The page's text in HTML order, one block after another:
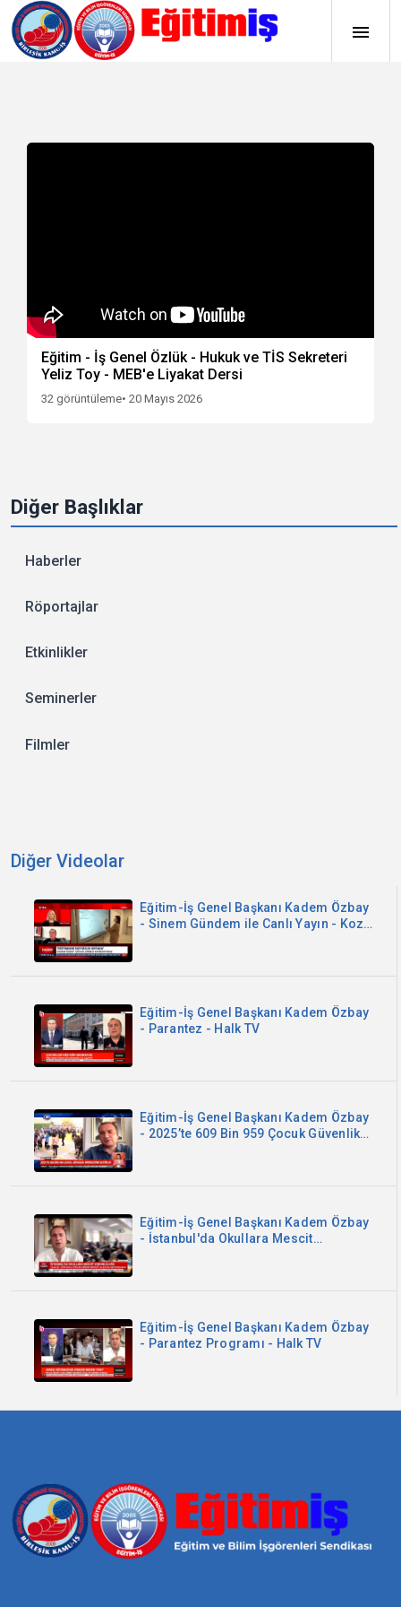
Diğer Başlıklar
Haberler
Röportajlar
Etkinlikler
Seminerler
Filmler
Diğer Videolar
Eğitim-İş Genel Başkanı Kadem Özbay
- Sinem Gündem ile Canlı Yayın - Koza
Eğitim-İş Genel Başkanı Kadem Özbay
- Parantez - Halk TV
Eğitim-İş Genel Başkanı Kadem Özbay
- 2025’te 609 Bin 959 Çocuk Güvenlik
Eğitim-İş Genel Başkanı Kadem Özbay
- İstanbul'da Okullara Mescit
Eğitim-İş Genel Başkanı Kadem Özbay
- Parantez Programı - Halk TV
Eğitim - İş Genel Özlük - Hukuk ve TİS Sekreteri
Yeliz Toy - MEB'e Liyakat Dersi
32 görüntüleme• 20 Mayıs 2026